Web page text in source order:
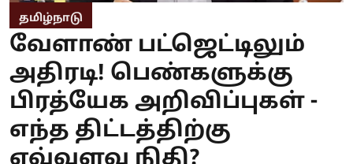
தமிழ்நாடு
வேளாண் பட்ஜெட்டிலும்
அதிரடி! பெண்களுக்கு
பிரத்யேக அறிவிப்புகள் -
எந்த திட்டத்திற்கு